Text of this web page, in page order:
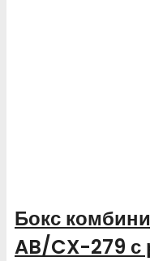
Бокс
AB/CX-279 с